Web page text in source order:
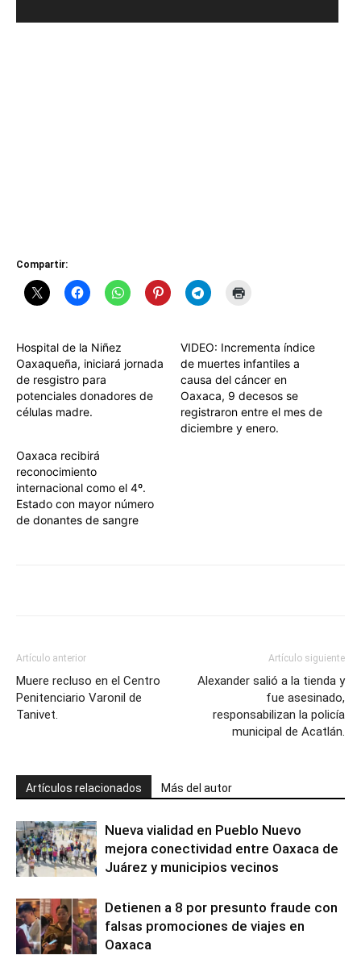
Compartir:
Hospital de la Niñez
Oaxaqueña, iniciará jornada
de resgistro para
potenciales donadores de
células madre.
VIDEO: Incrementa índice
de muertes infantiles a
causa del cáncer en
Oaxaca, 9 decesos se
registraron entre el mes de
diciembre y enero.
Oaxaca recibirá
reconocimiento
internacional como el 4º.
Estado con mayor número
de donantes de sangre
Artículo anterior
Muere recluso en el Centro
Penitenciario Varonil de
Tanivet.
Artículo siguiente
Alexander salió a la tienda y
fue asesinado,
responsabilizan la policía
municipal de Acatlán.
Artículos relacionados Más del autor
Nueva vialidad en Pueblo Nuevo
mejora conectividad entre Oaxaca de
Juárez y municipios vecinos
Detienen a 8 por presunto fraude con
falsas promociones de viajes en
Oaxaca